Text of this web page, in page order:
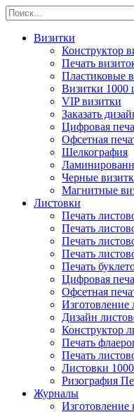
Визитки
Конструктор
Печать
Пластиковые
Визитки 1000
VIP визитки
Заказать
Цифровая
Офсетная
Шелкография
Черные
Магнитные
Листовки
Печать
Печать
Печать
Печать
Печать
Цифровая
Офсетная
Изготовление
Дизайн
Конструктор
Печать
Печать
Листовки
Ризография
Журналы
Изготовление